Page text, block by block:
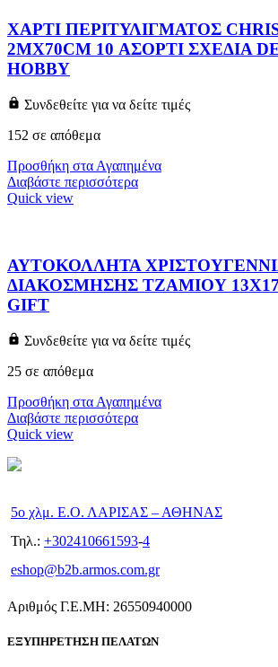
ΧΑΡΤΙ ΠΕΡΙΤΥΛΙΓΜΑΤΟΣ
2MX70CM 10 ΑΣΟΡΤΙ ΣΧΕΔΙΑ
HOBBY
Συνδεθείτε για να δείτε τιμές
152 σε απόθεμα
Προσθήκη στα Αγαπημένα
Διαβάστε περισσότερα
Quick view
ΑΥΤΟΚΟΛΛΗΤΑ
ΔΙΑΚΟΣΜΗΣΗΣ ΤΖΑΜΙΟΥ
GIFT
Συνδεθείτε για να δείτε τιμές
25 σε απόθεμα
Προσθήκη στα Αγαπημένα
Διαβάστε περισσότερα
Quick view
5ο χλμ. Ε.Ο. ΛΑΡΙΣΑΣ – ΑΘΗΝΑΣ
Τηλ.: +302410661593-4
eshop@b2b.armos.com.gr
Αριθμός Γ.Ε.ΜΗ: 26550940000
ΕΞΥΠΗΡΕΤΗΣΗ ΠΕΛΑΤΩΝ